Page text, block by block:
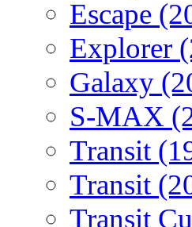
Escape
Explorer
Galaxy
S-MAX
Transit
Transit
Transit